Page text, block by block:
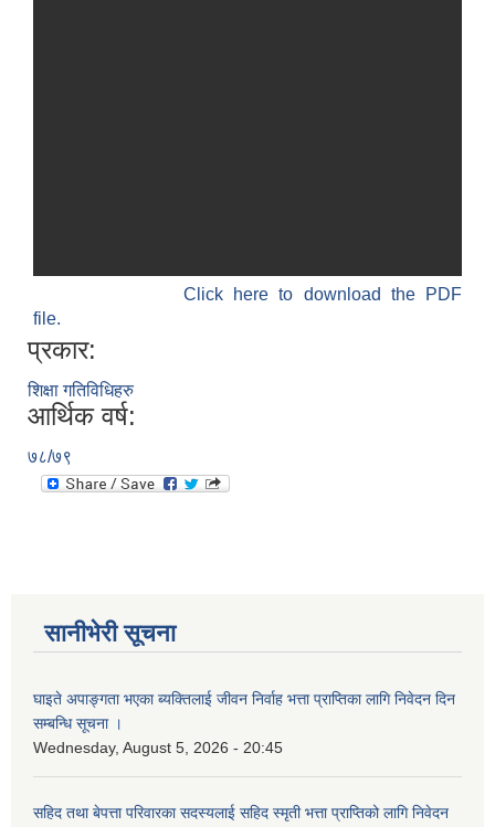
Click here to download the PDF
file.
प्रकार:
शिक्षा गतिविधिहरु
आर्थिक वर्ष:
७८/७९
सानीभेरी सूचना
घाइते अपाङ्गता भएका ब्यक्तिलाई जीवन निर्वाह भत्ता प्राप्तिका लागि निवेदन दिन
सम्बन्धि सूचना ।
Wednesday, August 5, 2026 - 20:45
सहिद तथा बेपत्ता परिवारका सदस्यलाई सहिद स्मृती भत्ता प्राप्तिको लागि निवेदन